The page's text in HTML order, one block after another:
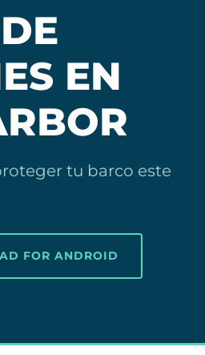
EN
tu barco este
FOR ANDROID